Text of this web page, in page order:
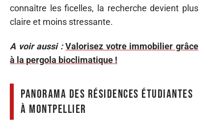
connaître les ficelles, la recherche devient plus
claire et moins stressante.
A voir aussi : Valorisez votre immobilier grâce
à la pergola bioclimatique !
Panorama des résidences étudiantes
à Montpellier